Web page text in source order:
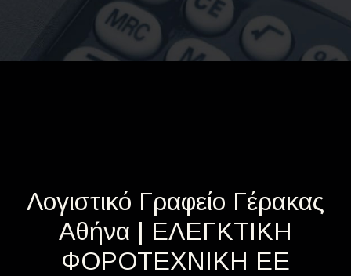
Λογιστικό Γραφείο Γέρακας
Αθήνα | ΕΛΕΓΚΤΙΚΗ
ΦΟΡΟΤΕΧΝΙΚΗ ΕΕ